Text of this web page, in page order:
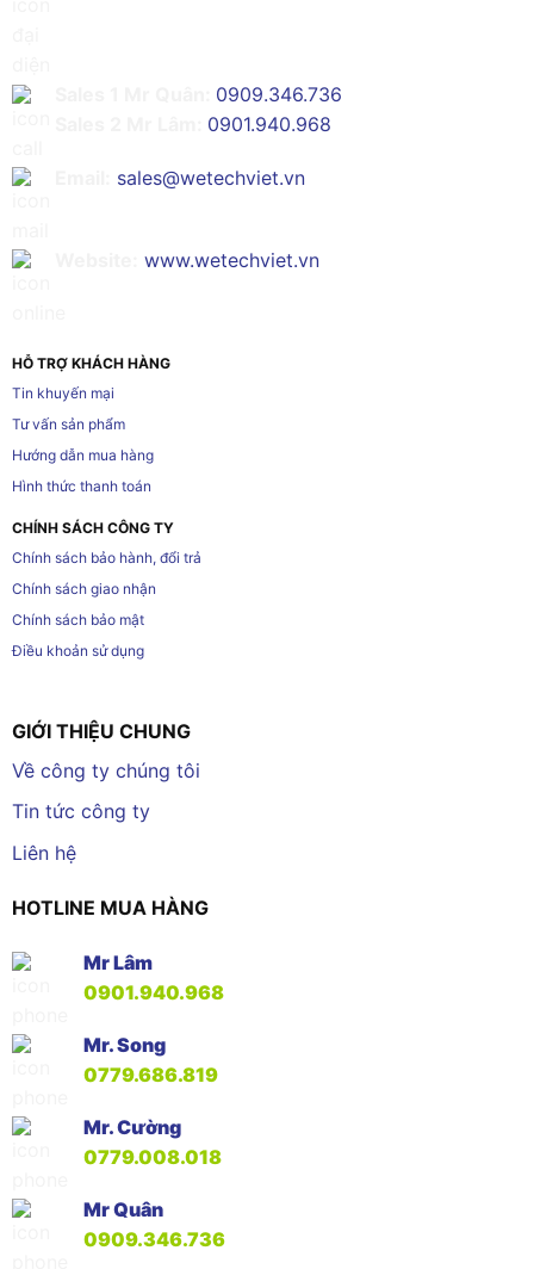
0909.346.736
0901.940.968
sales@wetechviet.vn
www.wetechviet.vn
HỖ TRỢ KHÁCH HÀNG
Tin khuyến mại
Tư vấn sản phẩm
Hướng dẫn mua hàng
Hình thức thanh toán
CHÍNH SÁCH CÔNG TY
Chính sách bảo hành, đổi trả
Chính sách giao nhận
Chính sách bảo mật
Điều khoản sử dụng
GIỚI THIỆU CHUNG
Về công ty chúng tôi
Tin tức công ty
Liên hệ
HOTLINE MUA HÀNG
Mr Lâm
0901.940.968
Mr. Song
0779.686.819
Mr. Cường
0779.008.018
Mr Quân
0909.346.736